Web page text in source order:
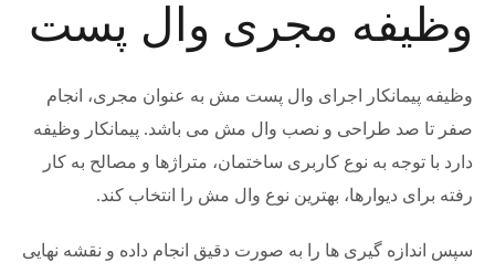
وظیفه مجری وال پست
وظیفه پیمانکار اجرای وال پست مش به عنوان مجری، انجام
صفر تا صد طراحی و نصب وال مش می باشد. پیمانکار وظیفه
دارد با توجه به نوع کاربری ساختمان، متراژها و مصالح به کار
رفته برای دیوارها، بهترین نوع وال مش را انتخاب کند.
سپس اندازه گیری ها را به صورت دقیق انجام داده و نقشه نهایی